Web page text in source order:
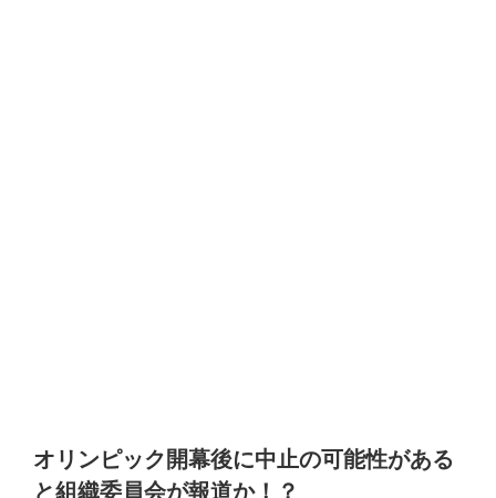
オリンピック開幕後に中止の可能性がある
と組織委員会が報道か！？